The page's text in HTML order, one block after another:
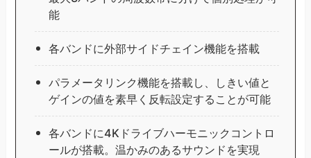
能
各バンドに外部サイドチェイン機能を搭載
パラメータリンク機能を搭載し、しきい値と
ゲインの値を素早く反転設定することが可能
各バンドに4Kドライブハーモニックコントロ
ールが搭載。温かみのあるサウンドを実現